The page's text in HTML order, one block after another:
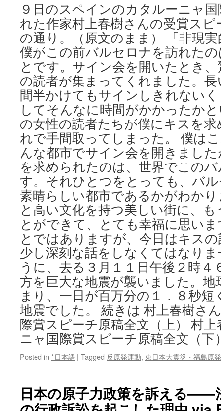
カ
所
で
市
民
グ
ル
プ
が
デ
モ
な
ど
via
毎
日
jp
９日のスペインのカタルーニャ
れた作家村上春樹さんの受賞ス
の通り。（原文のまま） 「非現
僕がこの前バルセロナを訪れた
とです。サイン会を開いたとき
の読者が集まってくれました。
間半かけてもサインしきれない
してそんなに時間がかかったか
の女性の読者たちが僕にキスを
れで手間取ってしまった。 僕は
んな都市でサイン会を開きまし
を求められたのは、世界でこの
す。それひとつをとっても、バ
素晴らしい都市であるかがわか
と高い文化を持つ美しい街に、
とができて、とても幸福に思い
とではありますが、今日はキス
少し深刻な話をしなくてはなり
うに、去る３月１１日午後２時４
方を巨大な地震が襲いました。
まり、一日が百万分の１．８秒
地震でした。 続きは 村上春樹さ
際賞スピーチ原稿全文（上） 村
ニャ国際賞スピーチ原稿全文（下
Posted in *日本語 | Tagged 反原発運動, 東日本大震災・福島原発
日本の原子力政策を訴える――